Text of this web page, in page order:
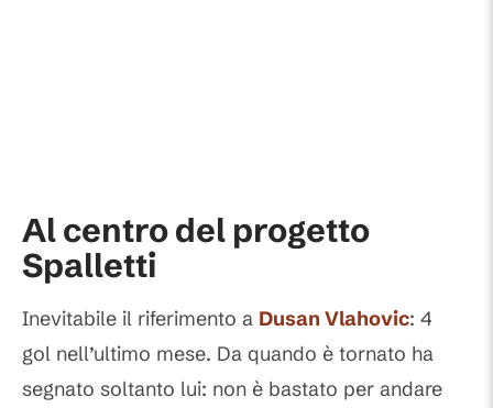
Al centro del progetto
Spalletti
Inevitabile il riferimento a Dusan Vlahovic: 4
gol nell’ultimo mese. Da quando è tornato ha
segnato soltanto lui: non è bastato per andare